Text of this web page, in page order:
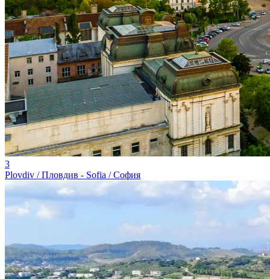
3
Plovdiv / Пловдив - Sofia / София